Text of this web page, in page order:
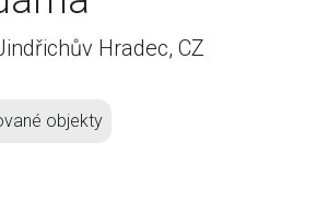
Hradec, CZ
objekty